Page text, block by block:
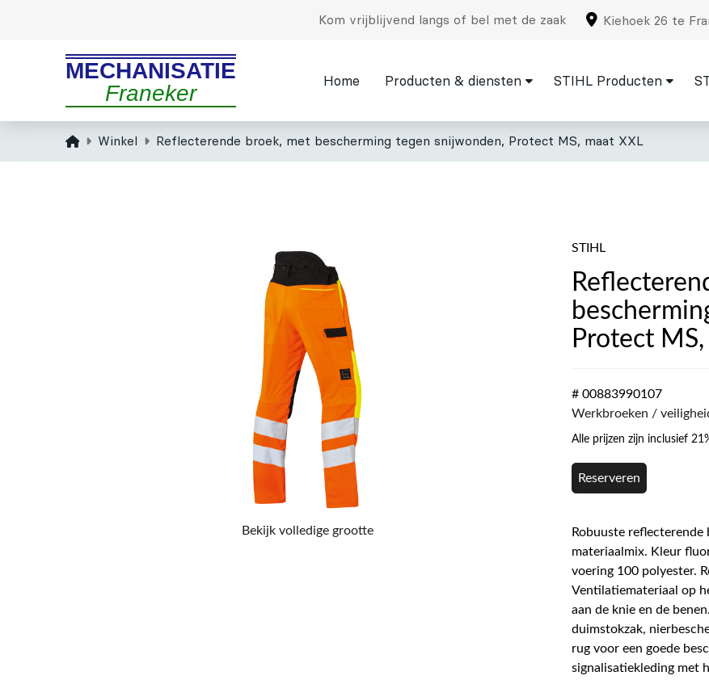
Kom vrijblijvend langs of bel met de zaak Kiehoek 26 te
MECHANISATIE
Franeker
Home Producten & diensten STIHL Producten
HomeWinkel Reflecterende broek, met bescherming tegen snijwonden, Protect MS, maat XXL
Bekijk volledige grootte
STIHL
Protect
# 00883990107
Werkbroeken /
Alle prijzen zijn inclusief
Reserveren
Robuuste
materiaalmix. Kleur
voering 100 polyester.
Ventilatiemateriaal op
aan de knie en de
duimstokzak,
rug voor een goede
signalisatiekleding met